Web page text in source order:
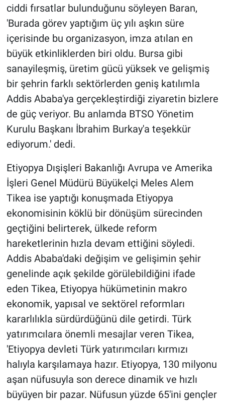
ciddi fırsatlar bulunduğunu söyleyen Baran,
'Burada görev yaptığım üç yılı aşkın süre
içerisinde bu organizasyon, imza atılan en
büyük etkinliklerden biri oldu. Bursa gibi
sanayileşmiş, üretim gücü yüksek ve gelişmiş
bir şehrin farklı sektörlerden geniş katılımla
Addis Ababa'ya gerçekleştirdiği ziyaretin bizlere
de güç veriyor. Bu anlamda BTSO Yönetim
Kurulu Başkanı İbrahim Burkay'a teşekkür
ediyorum.' dedi.
Etiyopya Dışişleri Bakanlığı Avrupa ve Amerika
İşleri Genel Müdürü Büyükelçi Meles Alem
Tikea ise yaptığı konuşmada Etiyopya
ekonomisinin köklü bir dönüşüm sürecinden
geçtiğini belirterek, ülkede reform
hareketlerinin hızla devam ettiğini söyledi.
Addis Ababa'daki değişim ve gelişimin şehir
genelinde açık şekilde görülebildiğini ifade
eden Tikea, Etiyopya hükümetinin makro
ekonomik, yapısal ve sektörel reformları
kararlılıkla sürdürdüğünü dile getirdi. Türk
yatırımcılara önemli mesajlar veren Tikea,
'Etiyopya devleti Türk yatırımcıları kırmızı
halıyla karşılamaya hazır. Etiyopya, 130 milyonu
aşan nüfusuyla son derece dinamik ve hızlı
büyüyen bir pazar. Nüfusun yüzde 65'ini gençler